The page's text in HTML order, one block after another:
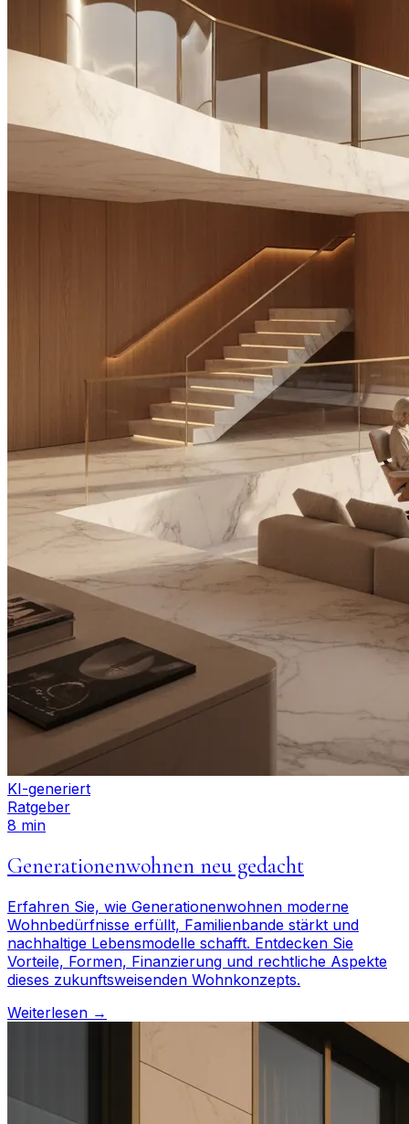
KI-generiert
Ratgeber
8 min
Generationenwohnen neu gedacht
Erfahren Sie, wie Generationenwohnen moderne
Wohnbedürfnisse erfüllt, Familienbande stärkt und
nachhaltige Lebensmodelle schafft. Entdecken Sie
Vorteile, Formen, Finanzierung und rechtliche Aspekte
dieses zukunftsweisenden Wohnkonzepts.
Weiterlesen →